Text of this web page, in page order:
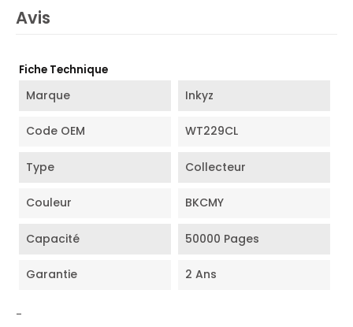
Avis
Fiche Technique
Marque Inkyz
Code OEM WT229CL
Type Collecteur
Couleur BKCMY
Capacité 50000 Pages
Garantie 2 Ans
-